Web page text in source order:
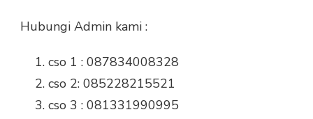
Hubungi Admin kami :
cso 1 : 087834008328
cso 2: 085228215521
cso 3 : 081331990995